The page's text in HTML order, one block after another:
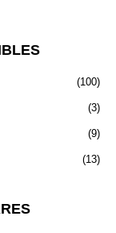
(100)
(3)
(9)
(13)